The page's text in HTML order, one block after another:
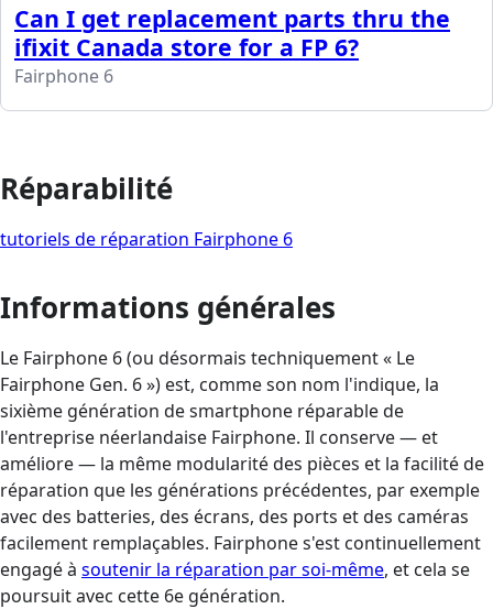
Can I get replacement parts thru the
ifixit Canada store for a FP 6?
Fairphone 6
Réparabilité
tutoriels de réparation Fairphone 6
Informations générales
Le Fairphone 6 (ou désormais techniquement « Le
Fairphone Gen. 6 ») est, comme son nom l'indique, la
sixième génération de smartphone réparable de
l'entreprise néerlandaise Fairphone. Il conserve — et
améliore — la même modularité des pièces et la facilité de
réparation que les générations précédentes, par exemple
avec des batteries, des écrans, des ports et des caméras
facilement remplaçables. Fairphone s'est continuellement
engagé à soutenir la réparation par soi-même, et cela se
poursuit avec cette 6e génération.